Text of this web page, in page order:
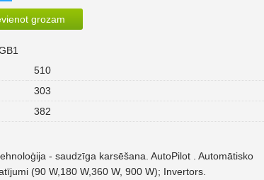
grozam
510
303
382
- saudzīga karsēšana. AutoPilot . Automātisko
(90 W,180 W,360 W, 900 W); Invertors.